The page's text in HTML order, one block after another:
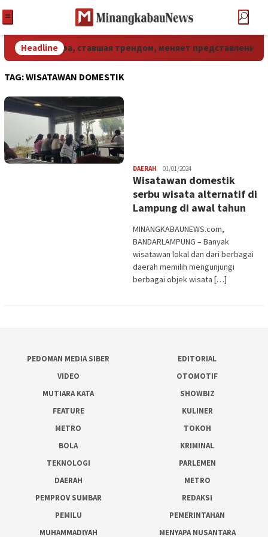
Headline
как игра, ставшая трендом, меняет представление
TAG:WISATAWAN DOMESTIK
DAERAH Redaksi
01/01/2024
Wisatawan domestik
serbu wisata alternatif di
Lampung di awal tahun
MINANGKABAUNEWS.com,
BANDARLAMPUNG – Banyak
wisatawan lokal dan dari berbagai
daerah memilih mengunjungi
berbagai objek wisata […]
PEDOMAN MEDIA SIBER
EDITORIAL
VIDEO
OTOMOTIF
MUTIARA KATA
SHOWBIZ
FEATURE
KULINER
METRO
TOKOH
BOLA
KRIMINAL
TEKNOLOGI
PARLEMEN
DAERAH
METRO
PEMPROV SUMBAR
REDAKSI
PEMILU
PEMERINTAHAN
MUHAMMADIYAH
MENYAPA NUSANTARA